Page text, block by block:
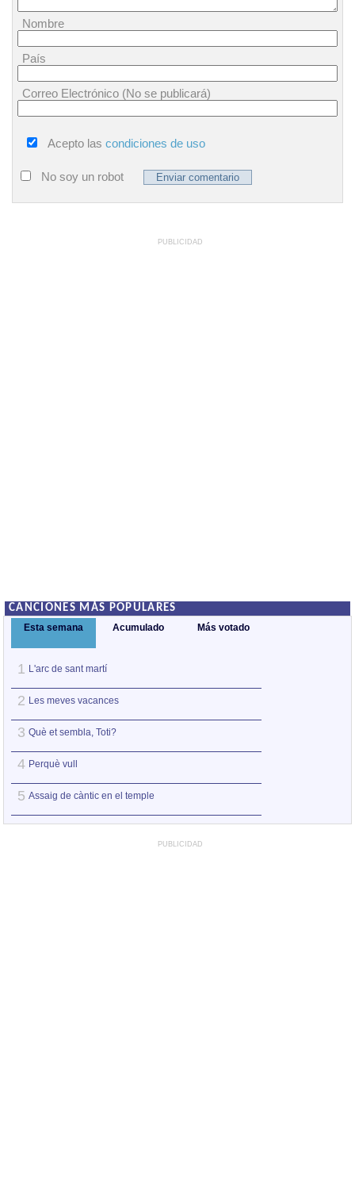
Nombre
País
Correo Electrónico (No se publicará)
Acepto las condiciones de uso
No soy un robot
PUBLICIDAD
CANCIONES MÁS POPULARES
Esta semana Acumulado Más votado
1 L'arc de sant martí
2 Les meves vacances
3 Què et sembla, Toti?
4 Perquè vull
5 Assaig de càntic en el temple
PUBLICIDAD